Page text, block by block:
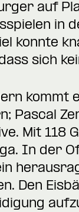
auf
in
konnte
sich
kommt
Pascal
Mit 118
In der
Den